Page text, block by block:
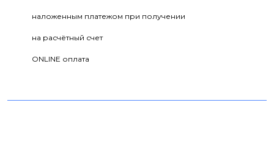
наложенным платежом при получении
на расчётный счет
ONLINE оплата